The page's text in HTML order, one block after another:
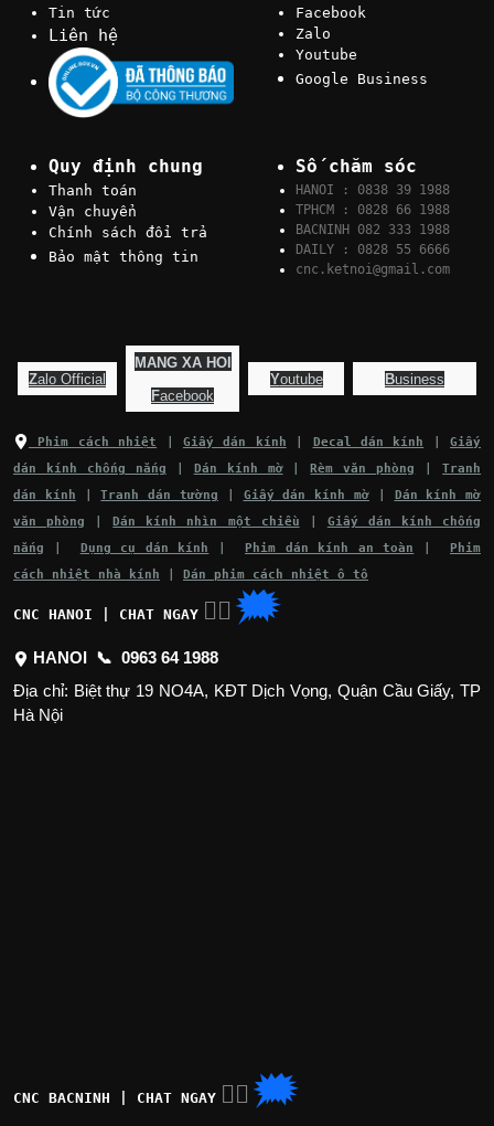
Tin tức
Liên hệ
Facebook
Zalo
Youtube
Google Business
Quy định chung
Thanh toán
Vận chuyển
Chính sách đổi trả
Bảo mật thông tin
Số chăm sóc
HANOI : 0838 39 1988
TPHCM : 0828 66 1988
BACNINH 082 333 1988
DAILY : 0828 55 6666
cnc.ketnoi@gmail.com
Zalo Official
MANG XA HOI
Facebook
Youtube Business
Phim cách nhiệt Giấy dán kính Decal dán kính |Giấy
dán kính chống nắng
Dán kính mờ |Rèm văn phòng |Tranh
dán kính
Tranh dán tường Giấy dán kính mờ
Dán kính mờ
văn phòng
|Dán kính nhìn một chiều
Giấy dán kính chống
nắng
Dụng cụ dán kính Phim dán kính an toàn
Phim
cách nhiệt nhà kính
Dán phim cách nhiệt ô tô
CNC HANOI | CHAT NGAY 👉🏽 🗯
HANOI 📞 0963 64 1988
Địa chỉ: Biệt thự 19 NO4A, KĐT Dịch Vọng, Quận Cầu Giấy, TP
Hà Nội
CNC BACNINH | CHAT NGAY 👉🏽 🗯